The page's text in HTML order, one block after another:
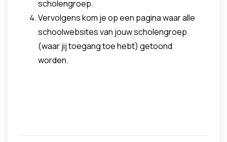
scholengroep.
Vervolgens kom je op een pagina waar alle
schoolwebsites van jouw scholengroep
(waar jij toegang toe hebt) getoond
worden.